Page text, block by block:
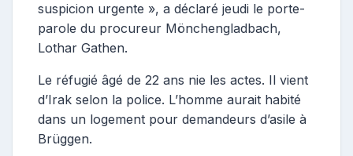
suspicion urgente », a déclaré jeudi le porte-
parole du procureur Mönchengladbach,
Lothar Gathen.
Le réfugié âgé de 22 ans nie les actes. Il vient
d’Irak selon la police. L’homme aurait habité
dans un logement pour demandeurs d’asile à
Brüggen.